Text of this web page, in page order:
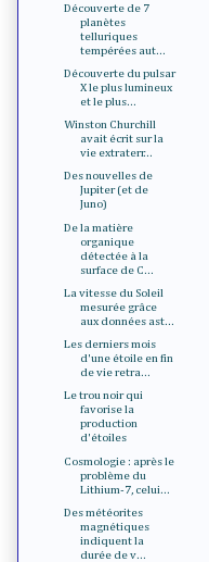
Découverte de 7
planètes
telluriques
tempérées aut...
Découverte du pulsar
X le plus lumineux
et le plus...
Winston Churchill
avait écrit sur la
vie extraterr...
Des nouvelles de
Jupiter (et de
Juno)
De la matière
organique
détectée à la
surface de C...
La vitesse du Soleil
mesurée grâce
aux données ast...
Les derniers mois
d'une étoile en fin
de vie retra...
Le trou noir qui
favorise la
production
d'étoiles
Cosmologie : après le
problème du
Lithium-7, celui...
Des météorites
magnétiques
indiquent la
durée de v...